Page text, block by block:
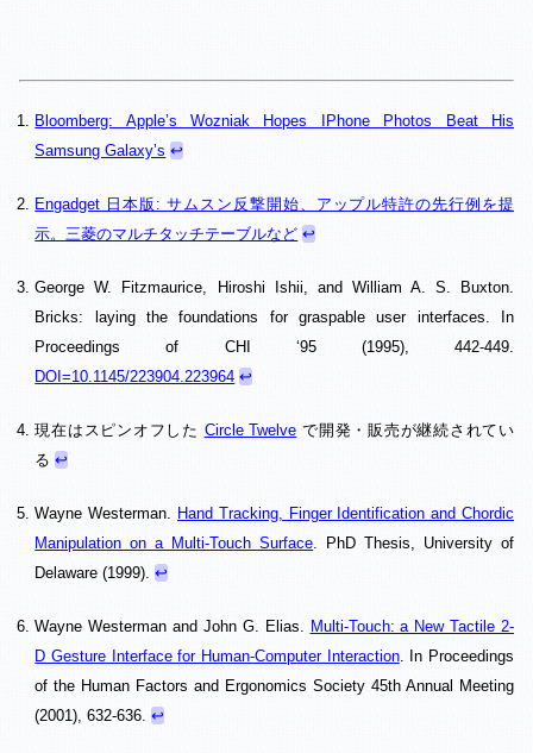
Bloomberg: Apple’s Wozniak Hopes IPhone Photos Beat His
Samsung Galaxy’s ↩︎
Engadget 日本版: サムスン反撃開始、アップル特許の先行例を提
示。三菱のマルチタッチテーブルなど ↩︎
George W. Fitzmaurice, Hiroshi Ishii, and William A. S. Buxton.
Bricks: laying the foundations for graspable user interfaces. In
Proceedings of CHI ‘95 (1995), 442-449.
DOI=10.1145/223904.223964 ↩︎
現在はスピンオフした Circle Twelve で開発・販売が継続されてい
る↩︎
Wayne Westerman. Hand Tracking, Finger Identification and Chordic
Manipulation on a Multi-Touch Surface . PhD Thesis, University of
Delaware (1999).↩︎
Wayne Westerman and John G. Elias. Multi-Touch: a New Tactile 2-
D Gesture Interface for Human-Computer Interaction. In Proceedings
of the Human Factors and Ergonomics Society 45th Annual Meeting
(2001), 632-636.↩︎